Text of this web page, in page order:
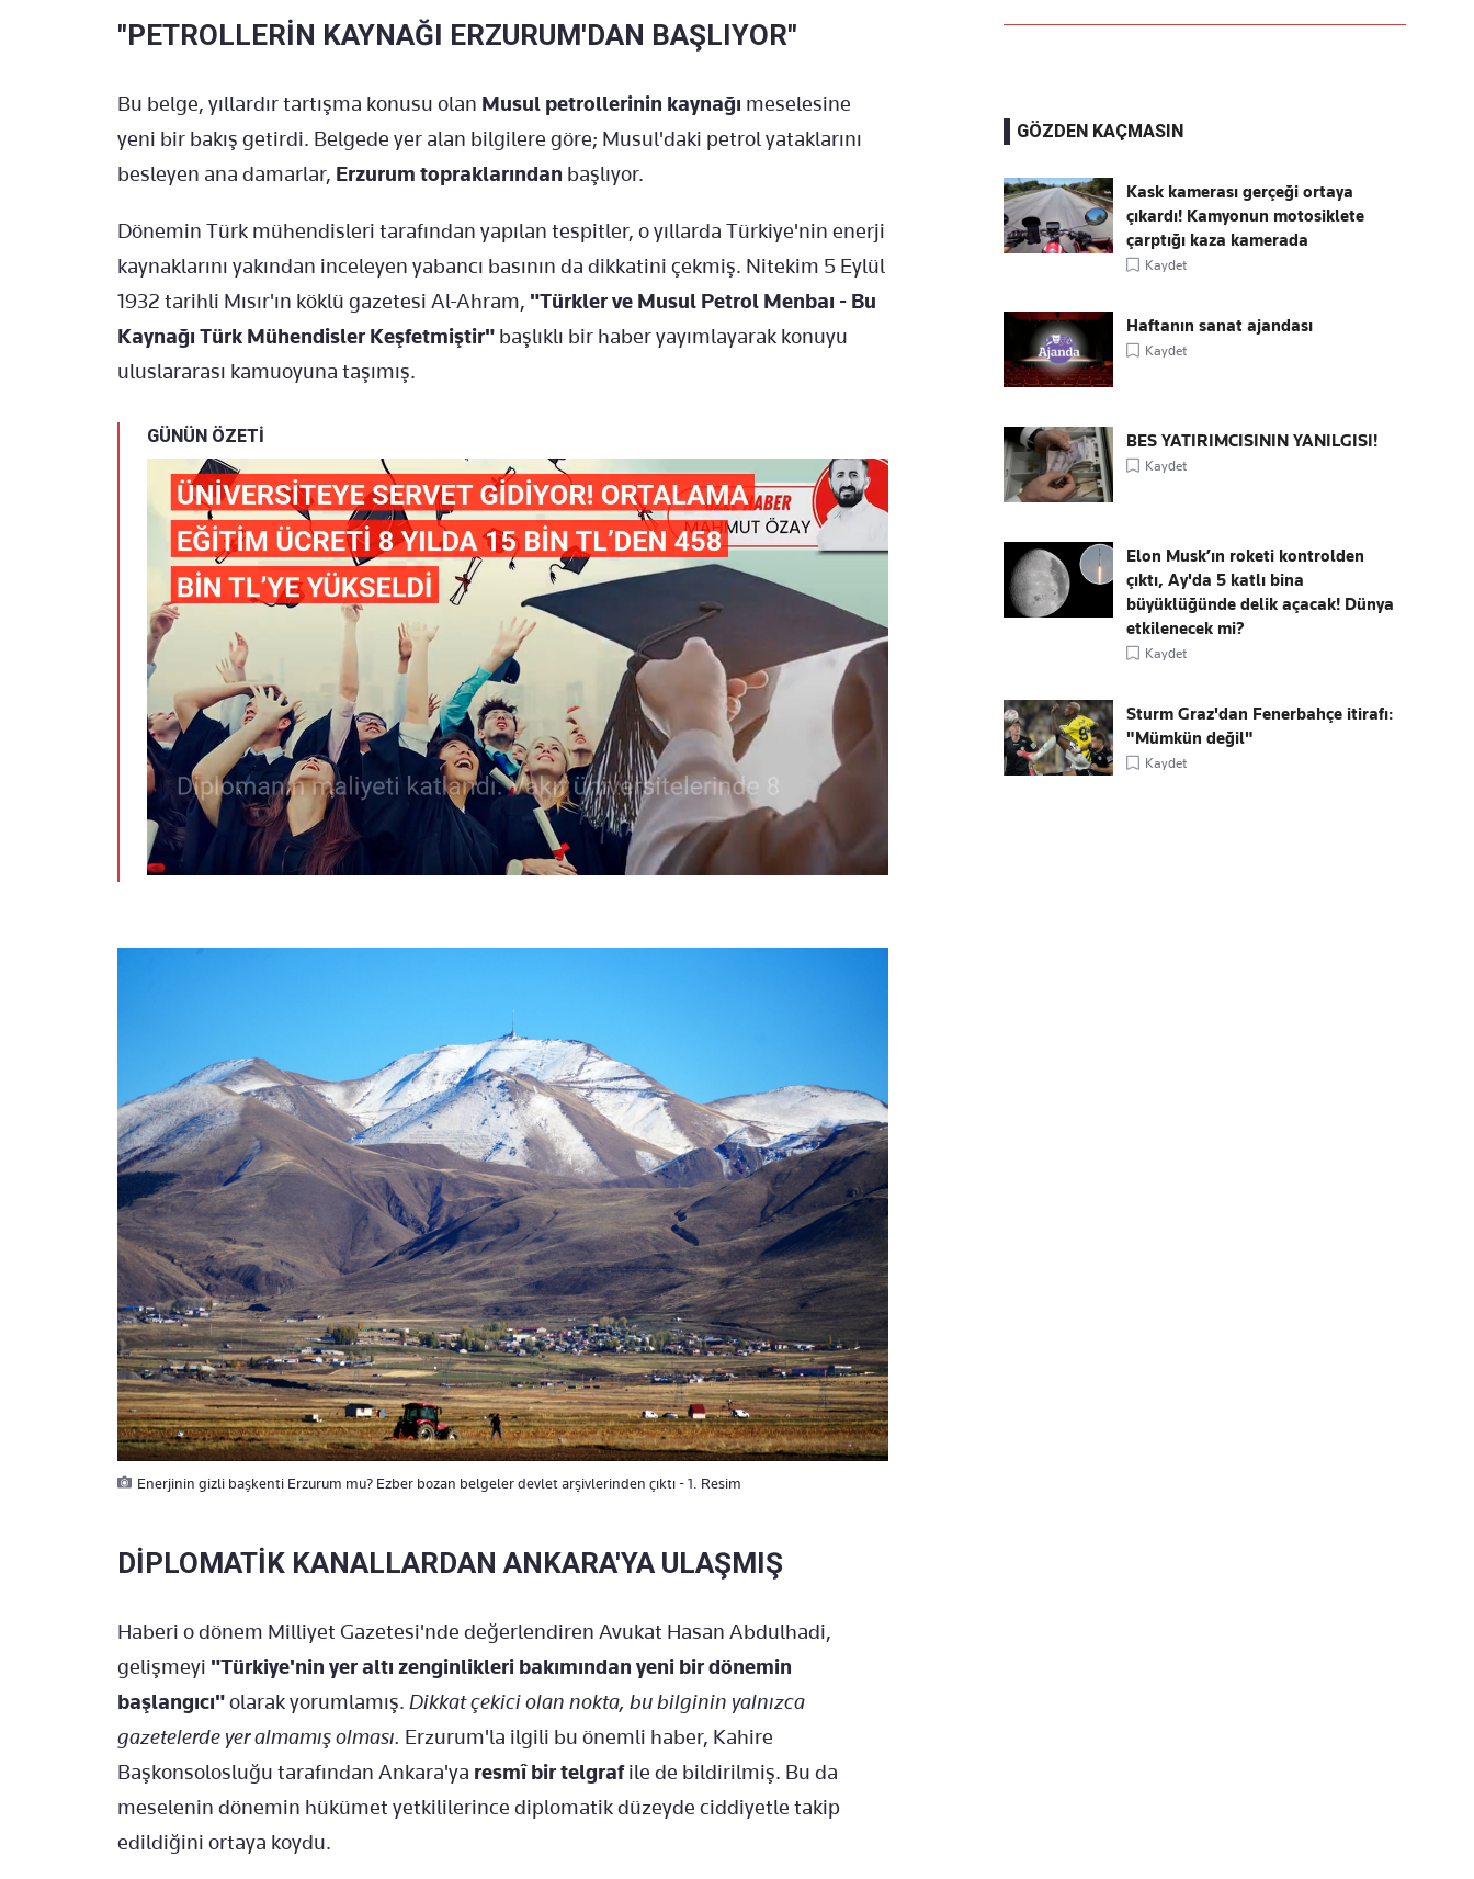
"PETROLLERİN KAYNAĞI ERZURUM'DAN BAŞLIYOR"
Bu belge, yıllardır tartışma konusu olan Musul petrollerinin kaynağı meselesine
yeni bir bakış getirdi. Belgede yer alan bilgilere göre; Musul'daki petrol yataklarını
besleyen ana damarlar, Erzurum topraklarından başlıyor.
Dönemin Türk mühendisleri tarafından yapılan tespitler, o yıllarda Türkiye'nin enerji
kaynaklarını yakından inceleyen yabancı basının da dikkatini çekmiş. Nitekim 5 Eylül
1932 tarihli Mısır'ın köklü gazetesi Al-Ahram, "Türkler ve Musul Petrol Menbaı - Bu
Kaynağı Türk Mühendisler Keşfetmiştir" başlıklı bir haber yayımlayarak konuyu
uluslararası kamuoyuna taşımış.
GÜNÜN ÖZETİ
Enerjinin gizli başkenti Erzurum mu? Ezber bozan belgeler devlet arşivlerinden çıktı - 1. Resim
DİPLOMATİK KANALLARDAN ANKARA'YA ULAŞMIŞ
Haberi o dönem Milliyet Gazetesi'nde değerlendiren Avukat Hasan Abdulhadi,
gelişmeyi "Türkiye'nin yer altı zenginlikleri bakımından yeni bir dönemin
başlangıcı"olarak yorumlamış. Dikkat çekici olan nokta, bu bilginin yalnızca
gazetelerde yer almamış olması. Erzurum'la ilgili bu önemli haber, Kahire
Başkonsolosluğu tarafından Ankara'ya resmî bir telgrafile de bildirilmiş. Bu da
meselenin dönemin hükümet yetkililerince diplomatik düzeyde ciddiyetle takip
edildiğini ortaya koydu.
GÖZDEN KAÇMASIN
Kask kamerası gerçeği ortaya
çıkardı! Kamyonun motosiklete
çarptığı kaza kamerada
Kaydet
Haftanın sanat ajandası
Kaydet
BES YATIRIMCISININ YANILGISI!
Kaydet
Elon Musk’ın roketi kontrolden
çıktı, Ay'da 5 katlı bina
büyüklüğünde delik açacak! Dünya
etkilenecek mi?
Kaydet
Sturm Graz'dan Fenerbahçe itirafı:
"Mümkün değil"
Kaydet